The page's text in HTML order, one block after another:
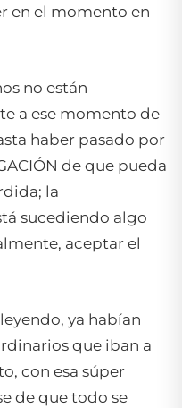
en el momento en
no están
a ese momento de
haber pasado por
de que pueda
la
sucediendo algo
aceptar el
ya habían
que iban a
con esa súper
de que todo se